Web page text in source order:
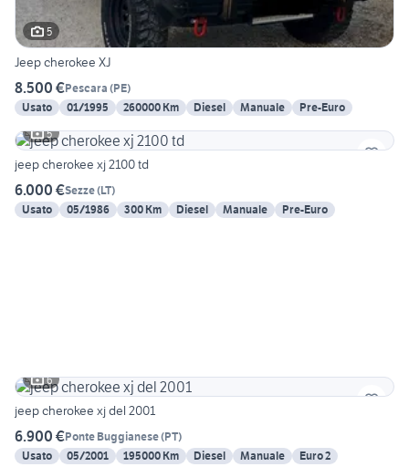
5
Jeep cherokee XJ
8.500 €Pescara (PE)
Usato
01/1995 260000 Km Diesel Manuale
Pre-Euro
5
jeep cherokee xj 2100 td
6.000 €Sezze(LT)
Usato
05/1986 300 Km Diesel Manuale Pre-Euro
6
jeep cherokee xj del 2001
6.900 €Ponte Buggianese(PT)
Usato
05/2001 195000 Km Diesel Manuale Euro 2